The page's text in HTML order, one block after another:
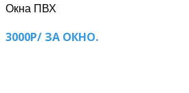
Окна ПВХ
3000Р/ ЗА ОКНО.